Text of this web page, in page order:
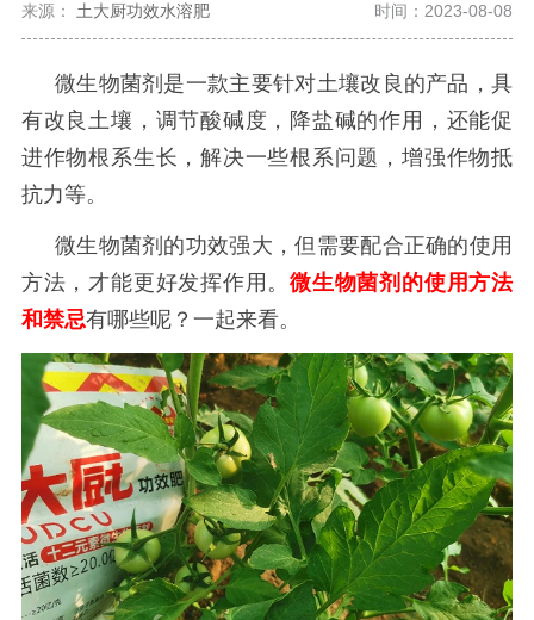
来源： 土大厨功效水溶肥 时间：2023-08-08
微生物菌剂是一款主要针对土壤改良的产品，具
有改良土壤，调节酸碱度，降盐碱的作用，还能促
进作物根系生长，解决一些根系问题，增强作物抵
抗力等。
微生物菌剂的功效强大，但需要配合正确的使用
方法，才能更好发挥作用。微生物菌剂的使用方法
和禁忌有哪些呢？一起来看。